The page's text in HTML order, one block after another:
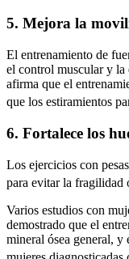
5. Mejora la
El entrenamiento de
el control muscular y la
afirma que el
que los estiramientos
6. Fortalece los
Los ejercicios con
para evitar la fragilidad
Varios estudios con
demostrado que el
mineral ósea general, y